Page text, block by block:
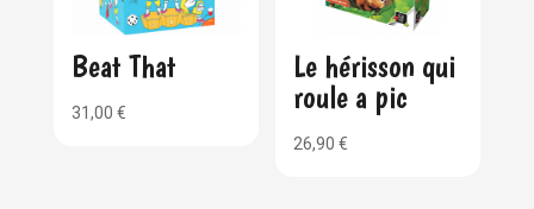
Beat That
31,00 €
Le hérisson qui
roule a pic
26,90€